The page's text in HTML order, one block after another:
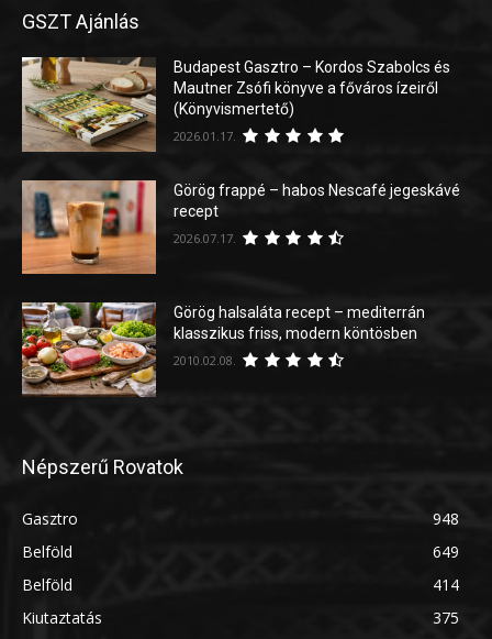
GSZT Ajánlás
Budapest Gasztro – Kordos Szabolcs és
Mautner Zsófi könyve a főváros ízeiről
(Könyvismertető)
2026.01.17.
Görög frappé – habos Nescafé jegeskávé
recept
2026.07.17.
Görög halsaláta recept – mediterrán
klasszikus friss, modern köntösben
2010.02.08.
Népszerű Rovatok
Gasztro
948
Belföld
649
Belföld
414
Kiutaztatás
375